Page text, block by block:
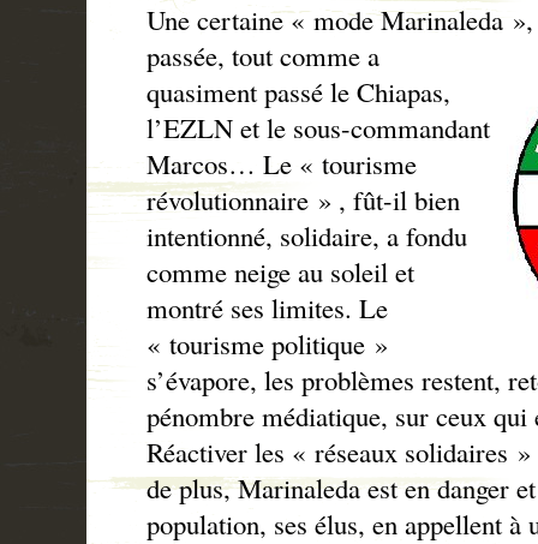
Une certaine « mode Marinaleda
passée, toutcomme a
quasiment passé le Chiapas,
l’EZLN et le sous-commandant
Marcos… Le « tourisme
révolutionnaire » , fût-il bien
intentionné, solidaire, a fondu
comme neige au soleil et
montré ses limites. Le
« tourisme politique »
s’évapore, les problèmes restent,
pénombre médiatique, sur ceux
Réactiver les « réseaux solidaires
de plus, Marinaleda est en danger
population, ses élus, en appellent à